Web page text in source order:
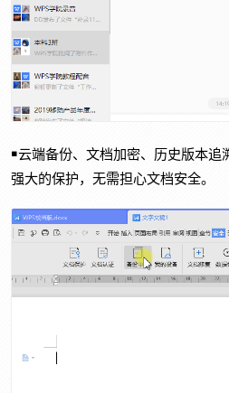
￭云端备份、文档加密、历史版本
强大的保护，无需担心文档安全。